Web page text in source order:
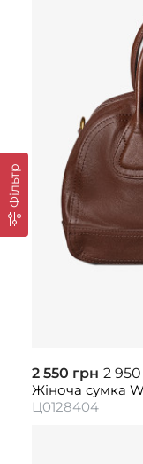
Фільтр
2 550 грн 2
Жіноча сумка
Ц0128404